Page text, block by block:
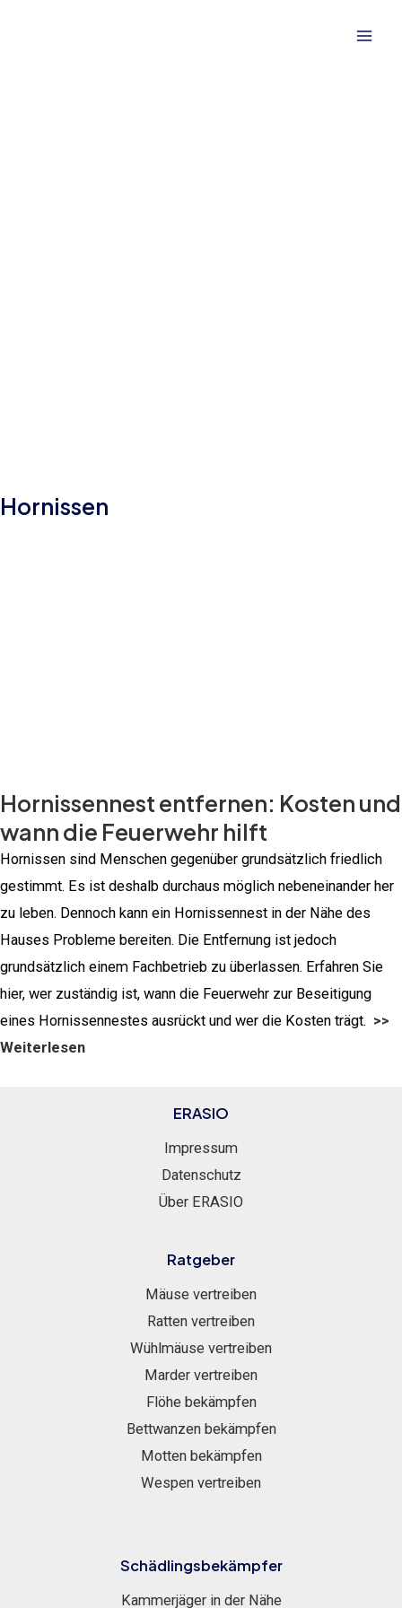
Hornissen
Hornissennest entfernen: Kosten und
wann die Feuerwehr hilft
Hornissen sind Menschen gegenüber grundsätzlich friedlich
gestimmt. Es ist deshalb durchaus möglich nebeneinander her
zu leben. Dennoch kann ein Hornissennest in der Nähe des
Hauses Probleme bereiten. Die Entfernung ist jedoch
grundsätzlich einem Fachbetrieb zu überlassen. Erfahren Sie
hier, wer zuständig ist, wann die Feuerwehr zur Beseitigung
eines Hornissennestes ausrückt und wer die Kosten trägt. >>
Weiterlesen
ERASIO
Impressum
Datenschutz
Über ERASIO
Ratgeber
Mäuse vertreiben
Ratten vertreiben
Wühlmäuse vertreiben
Marder vertreiben
Flöhe bekämpfen
Bettwanzen bekämpfen
Motten bekämpfen
Wespen vertreiben
Schädlingsbekämpfer
Kammerjäger in der Nähe